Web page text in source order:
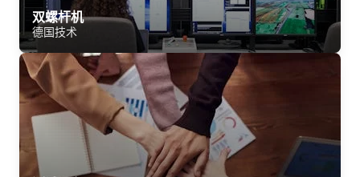
双螺杆机
德国技术